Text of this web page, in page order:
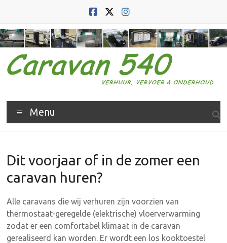
inhoud
Caravan
540
verhuur,
vervoer
en
Menu
Dit voorjaar of in de zomer een
caravan huren?
Alle caravans die wij verhuren zijn voorzien van
thermostaat-geregelde (elektrische) vloerverwarming
zodat er een comfortabel klimaat in de caravan
gerealiseerd kan worden. Er wordt een los kooktoestel